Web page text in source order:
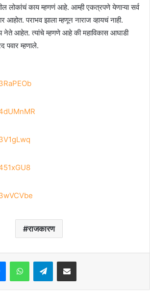
लोकांचं काय म्हणणं आहे. आम्ही एकत्रपणे येणाऱ्या सर्व
आहोत. पराभव झाला म्हणून नाराज व्हायचं नाही.
नेते आहेत. त्यांचे म्हणणे आहे की महाविकास आघाडी
म्हणाले.
राजकारण
MessengerWhatsAppTelegramShare via Email